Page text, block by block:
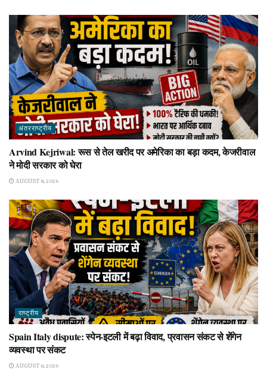
अंतरराष्ट्रीय
Arvind Kejriwal: रूस से तेल खरीद पर अमेरिका का बड़ा कदम, केजरीवाल
ने मोदी सरकार को घेरा
AUGUST 8, 2026
राष्ट्रीय
Spain Italy dispute: स्पेन-इटली में बढ़ा विवाद, प्रवासन संकट से शेंगेन
व्यवस्था पर संकट
AUGUST 8, 2026